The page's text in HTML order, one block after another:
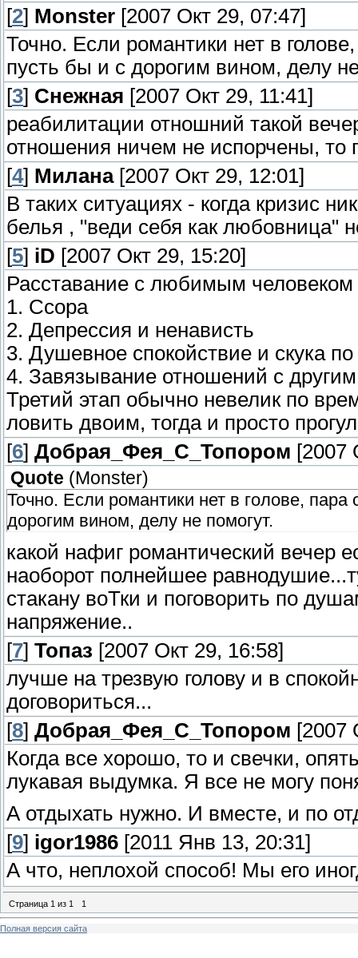
[2] Monster [2007 Окт 29, 07:47]
Точно. Если романтики нет в
пусть бы и с дорогим вином, делу
[3] Снежная [2007 Окт 29, 11:41]
реабилитации отношний такой
отношения ничем не испорчены, то
[4] Милана[2007 Окт 29, 12:01]
В таких ситуациях - когда кризис
белья , "веди себя как любовница"
[5] iD [2007 Окт 29, 15:20]
Расставание с любимым человеком
1. Ссора
2. Депрессия и ненависть
3. Душевное спокойствие и скука
4. Завязывание отношений с
Третий этап обычно невелик по
ловить двоим, тогда и просто
[6] Добрая_Фея_С_Топором [2007
Quote (Monster)
Точно. Если романтики нет в голове,
дорогим вином, делу не помогут.
какой нафиг романтический вечер
наоборот полнейшее
стакану воТки и поговорить по
напряжение..
[7] Топаз [2007 Окт 29, 16:58]
лучше на трезвую голову и в
договориться...
[8] Добрая_Фея_С_Топором [2007
Когда все хорошо, то и свечки,
лукавая выдумка. Я все не могу
А отдыхать нужно. И вместе, и по
[9] igor1986 [2011 Янв 13, 20:31]
А что, неплохой способ! Мы его
Страница 1 из 1 1
Полная версия сайта